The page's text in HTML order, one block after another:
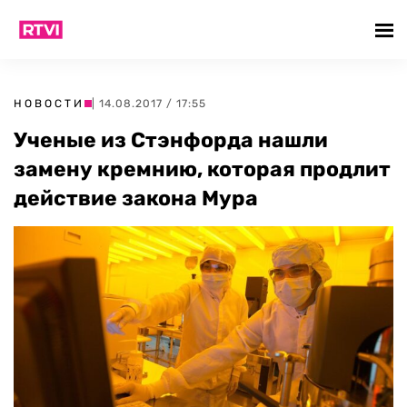
НОВОСТИ | 14.08.2017 / 17:55
Ученые из Стэнфорда нашли
замену кремнию, которая продлит
действие закона Мура